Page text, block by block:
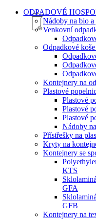
ODPADOVÉ
Nádoby na bio a
Venkovní
Odpadkové
Kontejnery na
Plastové
Plastové
Plastové
Plastové
Nádoby
Přístřešky na
Kryty na
Kontejnery se
KTS
GFA
GFB
Kontejnery na